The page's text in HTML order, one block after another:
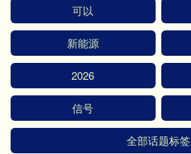
可以
新能源
2026
信号
全部话题标签